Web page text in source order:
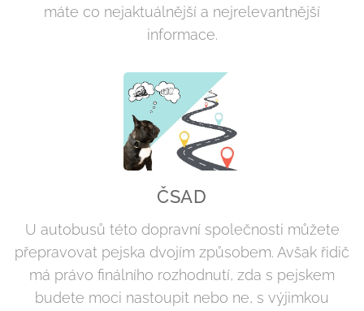
máte co nejaktuálnější a nejrelevantnější
informace.
ČSAD
U autobusů této dopravní společnosti můžete
přepravovat pejska dvojím způsobem. Avšak řidič
má právo finálního rozhodnutí, zda s pejskem
budete moci nastoupit nebo ne, s výjimkou